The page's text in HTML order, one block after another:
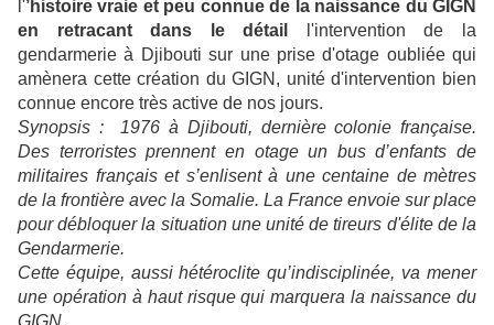
l'’histoire vraie et peu connue de la naissance du GIGN
en retracant dans le détail
l'intervention de la
gendarmerie à Djibouti sur une prise d'otage oubliée qui
amènera cette création du GIGN, unité d'intervention bien
connue encore très active de nos jours.
Synopsis : 1976 à Djibouti, dernière colonie française.
Des terroristes prennent en otage un bus d’enfants de
militaires français et s’enlisent à une centaine de mètres
de la frontière avec la Somalie. La France envoie sur place
pour débloquer la situation une unité de tireurs d'élite de la
Gendarmerie.
Cette équipe, aussi hétéroclite qu’indisciplinée, va mener
une opération à haut risque qui marquera la naissance du